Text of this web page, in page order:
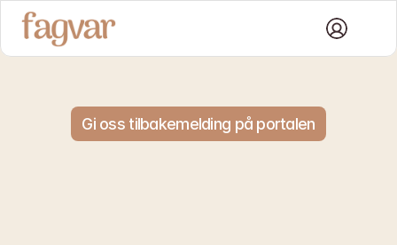
Gi oss tilbakemelding på portalen